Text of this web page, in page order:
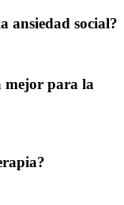
ansiedad social?
mejor para la